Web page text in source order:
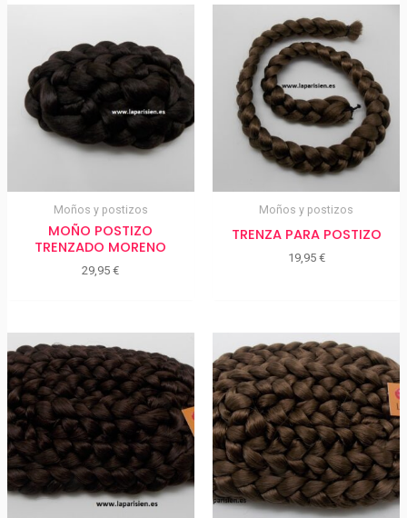
Moños y postizos
MOÑO POSTIZO
TRENZADO MORENO
29,95€
Moños y postizos
TRENZA PARA POSTIZO
19,95 €